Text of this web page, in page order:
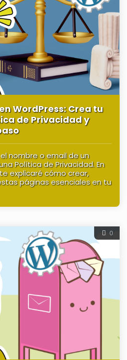
WordPress: Crea tu
de Privacidad y
nombre o email de un
Política de Privacidad. En
explicaré cómo crear,
páginas esenciales en tu
0